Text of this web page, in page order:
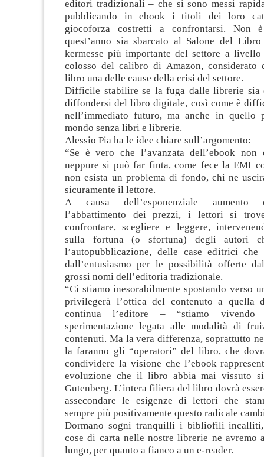
editori tradizionali – che si sono messi
pubblicando in ebook i titoli dei loro
giocoforza costretti a confrontarsi. Non
quest’anno sia sbarcato al Salone del
kermesse più importante del settore a
colosso del calibro di Amazon,
libro una delle cause della crisi del settore.
Difficile stabilire se la fuga dalle librerie sia
diffondersi del libro digitale, così come è
nell’immediato futuro, ma anche in quello
mondo senza libri e librerie.
Alessio Pia ha le idee chiare sull’argomento:
“Se è vero che l’avanzata dell’ebook non
neppure si può far finta, come fece la EMI
non esista un problema di fondo, chi ne
sicuramente il lettore.
A causa dell’esponenziale aumento
l’abbattimento dei prezzi, i lettori si
confrontare, scegliere e leggere,
sulla fortuna (o sfortuna) degli autori
l’autopubblicazione, delle case editrici che
dall’entusiasmo per le possibilità offerte
grossi nomi dell’editoria tradizionale.
“Ci stiamo inesorabilmente spostando verso
privilegerà l’ottica del contenuto a quella
continua l’editore – “stiamo
sperimentazione legata alle modalità di
contenuti. Ma la vera differenza, soprattutto
la faranno gli “operatori” del libro, che
condividere la visione che l’ebook
evoluzione che il libro abbia mai vissuto
Gutenberg. L’intera filiera del libro dovrà
assecondare le esigenze di lettori che
sempre più positivamente questo radicale
Dormano sogni tranquilli i bibliofili
cose di carta nelle nostre librerie ne avremo
lungo, per quanto a fianco a un e-reader.